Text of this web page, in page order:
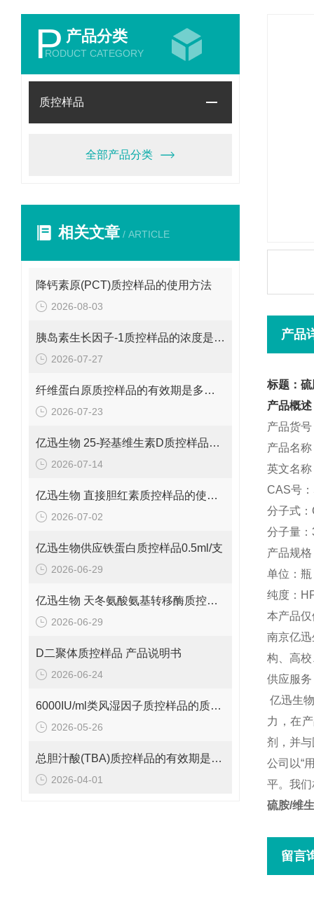
P 产品分类
RODUCT CATEGORY
质控样品
全部产品分类
相关文章 / ARTICLE
降钙素原(PCT)质控样品的使用方法
2026-08-03
胰岛素生长因子-1质控样品的浓度是多少呢？
2026-07-27
纤维蛋白原质控样品的有效期是多久呢？
2026-07-23
亿迅生物 25-羟基维生素D质控样品的浓度是多少呢？
2026-07-14
亿迅生物 直接胆红素质控样品的使用方法
2026-07-02
亿迅生物供应铁蛋白质控样品0.5ml/支
2026-06-29
亿迅生物 天冬氨酸氨基转移酶质控样品的质控靶值是多少呢？
2026-06-29
D二聚体质控样品 产品说明书
2026-06-24
6000IU/ml类风湿因子质控样品的质控范围是多少呢？
2026-05-26
总胆汁酸(TBA)质控样品的有效期是多久呢？
2026-04-01
产品
标题：
产品概述
产品货
产品名称
英文名
CAS号
分子式
分子量
产品规
单位：瓶
纯度：
本产品
南京亿
构、高
供应服
亿迅生
力，在
剂，并
公司以“
平。我
硫胺/维
留言